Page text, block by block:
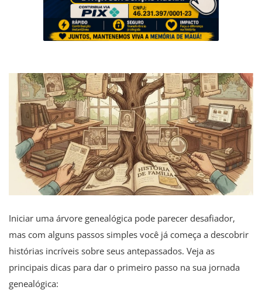
Registrar
Portuguese
Iniciar uma árvore genealógica pode parecer desafiador,
mas com alguns passos simples você já começa a descobrir
histórias incríveis sobre seus antepassados. Veja as
principais dicas para dar o primeiro passo na sua jornada
genealógica: